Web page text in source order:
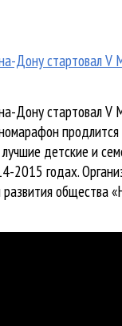
Дону стартовал
Дону стартовал
детские и
2015 годах.
общества